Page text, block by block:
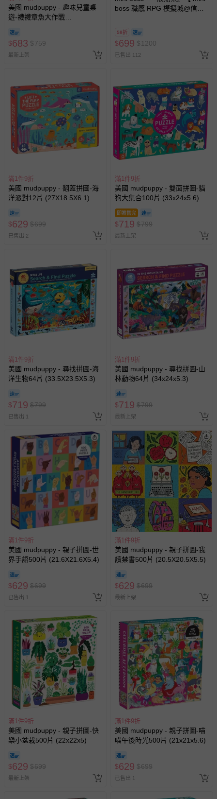
已出貨通知之訊息為主。
如您收到商品，請依正常流程檢查是否完好，若商品遇瑕疵
情形，您可申請更換新品或退貨，請見：
若您對於會員帳號、商品訂購與資訊、購物流程、付款方
式、折價券與購物金的使用、退貨及商品運送方式等有疑
預購商品：預購為海外同步代購，遇缺貨即會通知媽咪並協
助取消退款事宜。
商品如因「價格、組合」等錯誤原因，導致無法安排出貨，
會主動以簡訊及mail通知訂單取消事宜，並將提供適當補
償。
美國 mudpuppy - 趣味兒童桌
遊-襪襪章魚大作戰
$683 $759
最新上架
boss 職感 RPG 模擬城@信義
換，依現場梯次安排入場，逾
期作廢) (兒童票(2歲以上)贈一
名陪伴成人)
58折
$699 $1200
已售出 112
滿1件9折
美國 mudpuppy - 翻蓋拼圖-海
洋派對12片 (27X18.5X6.1)
$629 $699
已售出 2
滿1件9折
美國 mudpuppy - 雙面拼圖-貓
狗大集合100片 (33x24x5.6)
即將售完
$719 $799
最新上架
滿1件9折
美國 mudpuppy - 尋找拼圖-海
洋生物64片 (33.5X23.5X5.3)
$719 $799
已售出 1
滿1件9折
美國 mudpuppy - 尋找拼圖-山
林動物64片 (34x24x5.3)
$719 $799
最新上架
滿1件9折
美國 mudpuppy - 親子拼圖-世
界手語500片 (21.6X21.6X5.4)
$629 $699
已售出 1
滿1件9折
美國 mudpuppy - 親子拼圖-我
讀禁書500片 (20.5X20.5X5.5)
$629 $699
最新上架
滿1件9折
美國 mudpuppy - 親子拼圖-快
樂小盆栽500片 (22x22x5)
$629 $699
最新上架
滿1件9折
美國 mudpuppy - 親子拼圖-喵
喵午後時光500片 (21x21x5.6)
$629 $699
已售出 1